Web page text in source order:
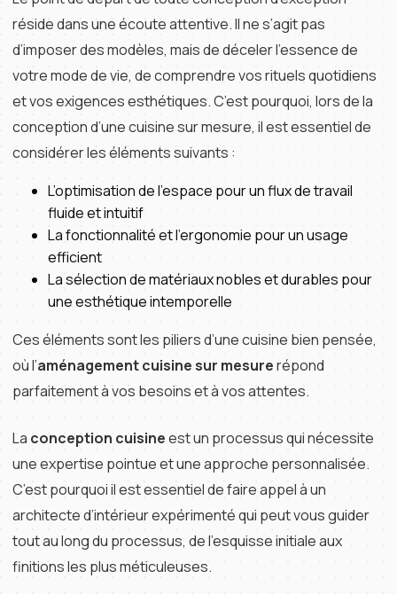
réside dans une écoute attentive. Il ne s’agit pas
d’imposer des modèles, mais de déceler l’essence de
votre mode de vie, de comprendre vos rituels quotidiens
et vos exigences esthétiques. C’est pourquoi, lors de la
conception d’une cuisine sur mesure, il est essentiel de
considérer les éléments suivants :
L’optimisation de l’espace pour un flux de travail
fluide et intuitif
La fonctionnalité et l’ergonomie pour un usage
efficient
La sélection de matériaux nobles et durables pour
une esthétique intemporelle
Ces éléments sont les piliers d’une cuisine bien pensée,
où l’aménagement cuisine sur mesurerépond
parfaitement à vos besoins et à vos attentes.
La conception cuisineest un processus qui nécessite
une expertise pointue et une approche personnalisée.
C’est pourquoi il est essentiel de faire appel à un
architecte d’intérieur expérimenté qui peut vous guider
tout au long du processus, de l’esquisse initiale aux
finitions les plus méticuleuses.